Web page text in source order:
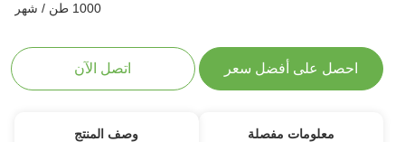
1000 طن / شهر
احصل على أفضل سعر اتصل الآن
معلومات مفصلة وصف المنتج